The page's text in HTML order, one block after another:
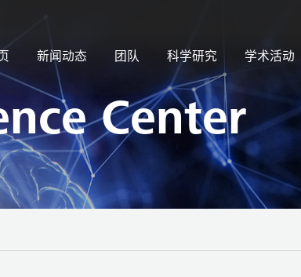
新闻动态 团队 科学研究 学术活动
Center